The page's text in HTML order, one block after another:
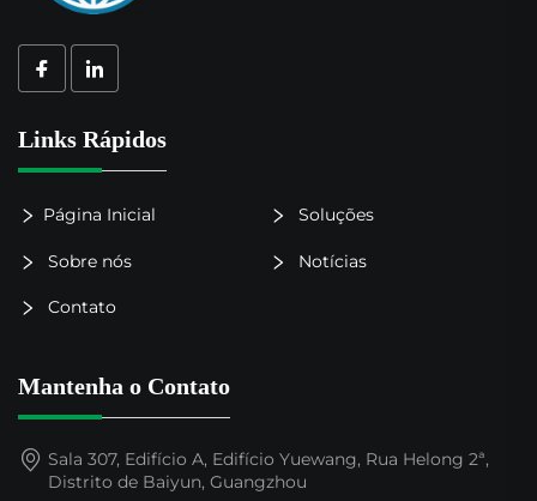
Links Rápidos
Página Inicial Soluções
Sobre nós Notícias
Contato
Mantenha o Contato
Sala 307, Edifício A, Edifício Yuewang, Rua Helong 2ª,
Distrito de Baiyun, Guangzhou